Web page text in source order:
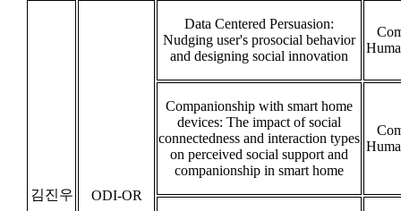
김진우 ODI-OR
Data Centered Persuasion:
Nudging user's prosocial behavior
and designing social innovation
Companionship with smart home
devices: The impact of social
connectedness and interaction types
on perceived social support and
companionship in smart home